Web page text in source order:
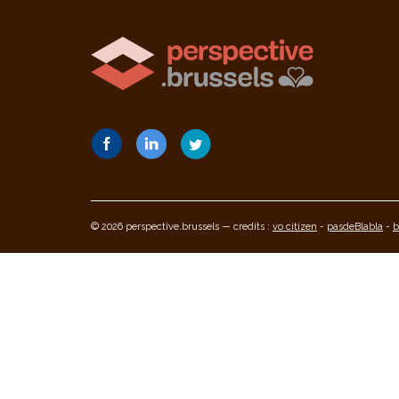
© 2026 perspective.brussels — credits : vo citizen - pasdeBlabla -